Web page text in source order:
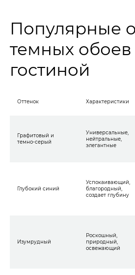
Популярные
темных обоев
гостиной
Оттенок Характеристики
Графитовый и
темно-серый
Универсальные,
нейтральные,
элегантные
Глубокий синий
Успокаивающий,
благородный,
создает глубину
Изумрудный
Роскошный,
природный,
освежающий